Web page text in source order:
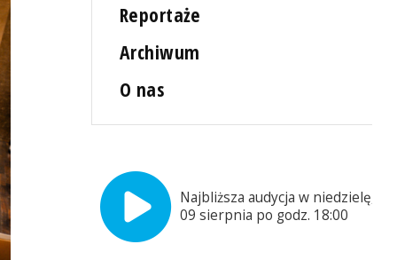
Reportaże
Archiwum
O nas
Najbliższa audycja w niedzielę,
09 sierpnia po godz. 18:00